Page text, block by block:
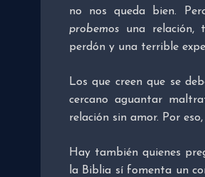
no nos queda bien.
probemos una relación,
perdón y una terrible
Los que creen que se
cercano aguantar
relación sin amor. Por
Hay también quienes
la Biblia sí fomenta un